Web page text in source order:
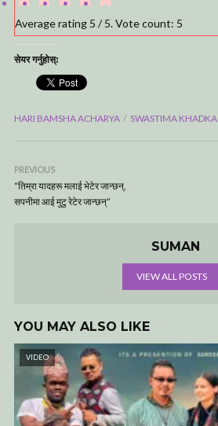
Average rating 5 / 5. Vote count: 5
सेयर गर्नुहोस्:
HARI BAMSHA ACHARYA SWASTIMA KHADKA
PREVIOUS
“तिम्रा यादहरू मलाई भेटेर जान्छन्,
सपनीमा आई मुटु रेटेर जान्छन्”
SUMAN
VIEW ALL POSTS
YOU MAY ALSO LIKE
VIDEO